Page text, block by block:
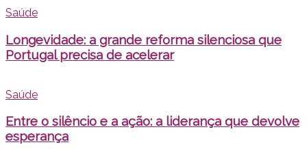
Saúde
Longevidade: a grande reforma silenciosa que
Portugal precisa de acelerar
Saúde
Entre o silêncio e a ação: a liderança que devolve
esperança